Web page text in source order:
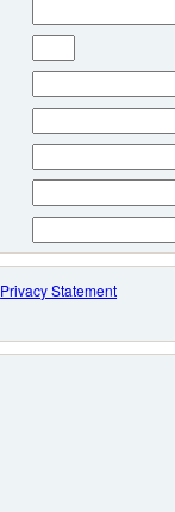
Privacy Statement